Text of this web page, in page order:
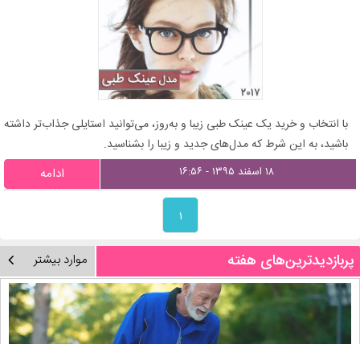
با انتخاب و خرید یک عینک طبی زیبا و به‌روز، می‌توانید استایلی جذاب‌تر داشته
باشید، به این شرط که مدل‌های جدید و زیبا را بشناسید.
۱۸ اسفند ۱۳۹۵ - ۱۶:۵۶ ادامه
۱
پربازدیدترین‌های هفته موارد بیشتر